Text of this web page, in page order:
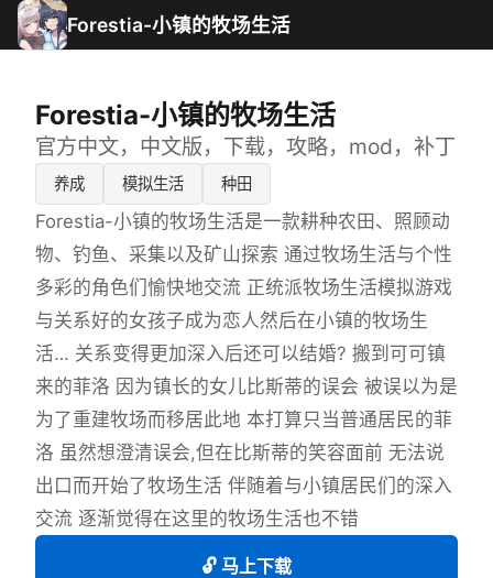
Forestia-小镇的牧场生活
Forestia-小镇的牧场生活
官方中文，中文版，下载，攻略，mod，补丁
养成 模拟生活 种田
Forestia-小镇的牧场生活是一款耕种农田、照顾动
物、钓鱼、采集以及矿山探索 通过牧场生活与个性
多彩的角色们愉快地交流 正统派牧场生活模拟游戏
与关系好的女孩子成为恋人然后在小镇的牧场生
活… 关系变得更加深入后还可以结婚? 搬到可可镇
来的菲洛 因为镇长的女儿比斯蒂的误会 被误以为是
为了重建牧场而移居此地 本打算只当普通居民的菲
洛 虽然想澄清误会,但在比斯蒂的笑容面前 无法说
出口而开始了牧场生活 伴随着与小镇居民们的深入
交流 逐渐觉得在这里的牧场生活也不错
🔓 马上下载